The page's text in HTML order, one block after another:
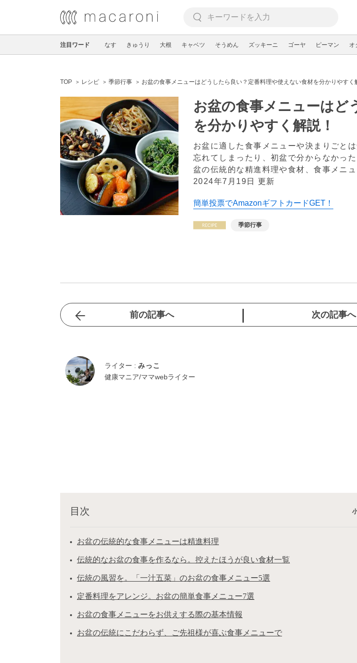
注目ワード なす きゅうり 大根 キャベツ そうめん ズッキーニ ゴーヤ ピーマン オ
TOP レシピ 季節行事 お盆の食事メニューはどうしたら良い？定番料理や使えない食材を分かりやすく
お盆の食事メニューはど
を分かりやすく解説！
お盆に適した食事メニューや決まりごと
忘れてしまったり、初盆で分からなかっ
盆の伝統的な精進料理や食材、食事メニ
2024年7月19日 更新
簡単投票でAmazonギフトカードGET！
季節行事
前の記事へ 次の記事へ
ライター : みっこ
健康マニア/ママwebライター
目次
お盆の伝統的な食事メニューは精進料理
伝統的なお盆の食事を作るなら。控えたほうが良い食材一覧
伝統の風習を。「一汁五菜」のお盆の食事メニュー5選
定番料理をアレンジ。お盆の簡単食事メニュー7選
お盆の食事メニューをお供えする際の基本情報
お盆の伝統にこだわらず、ご先祖様が喜ぶ食事メニューで